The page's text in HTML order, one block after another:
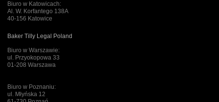
Biuro w Katowicach:
Al. W. Korfantego 138A
40-156 Katowice
Baker Tilly Legal Poland
Biuro w Warszawie:
ul. Przyokopowa 33
01-208 Warszawa
Biuro w Poznaniu:
ul. Młyńska 12